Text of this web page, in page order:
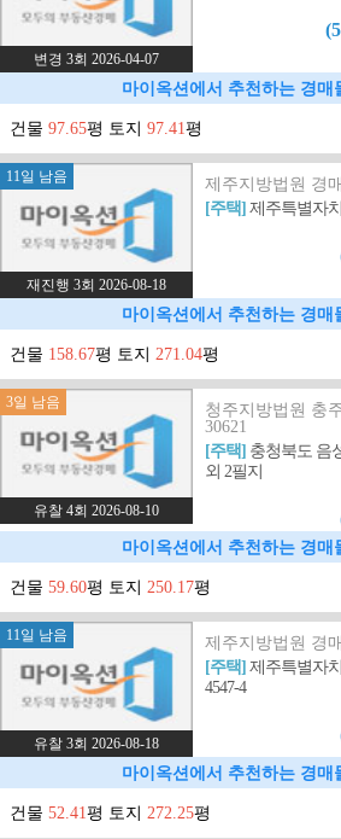
변경 3회 2026-04-07
마이옥션에서 추천하는 경매
건물 97.65평 토지 97.41평
11일 남음
재진행 3회 2026-08-18
제주지방법원 경
[주택]제주특별자
마이옥션에서 추천하는 경매
건물 158.67평 토지 271.04평
3일 남음
유찰 4회 2026-08-10
청주지방법원 충
30621
[주택] 충청북도 음
외 2필지
마이옥션에서 추천하는 경매
건물 59.60평 토지 250.17평
11일 남음
유찰 3회 2026-08-18
제주지방법원 경
[주택]제주특별자
4547-4
마이옥션에서 추천하는 경매
건물 52.41평 토지 272.25평